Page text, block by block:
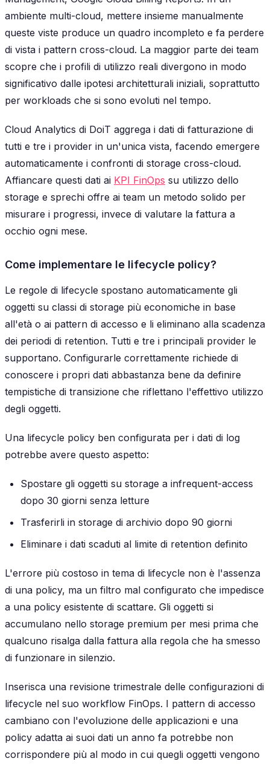
ambiente multi-cloud, mettere insieme manualmente
queste viste produce un quadro incompleto e fa perdere
di vista i pattern cross-cloud. La maggior parte dei team
scopre che i profili di utilizzo reali divergono in modo
significativo dalle ipotesi architetturali iniziali, soprattutto
per workloads che si sono evoluti nel tempo.
Cloud Analytics di DoiT aggrega i dati di fatturazione di
tutti e tre i provider in un'unica vista, facendo emergere
automaticamente i confronti di storage cross-cloud.
Affiancare questi dati ai KPI FinOps su utilizzo dello
storage e sprechi offre ai team un metodo solido per
misurare i progressi, invece di valutare la fattura a
occhio ogni mese.
Come implementare le lifecycle policy?
Le regole di lifecycle spostano automaticamente gli
oggetti su classi di storage più economiche in base
all'età o ai pattern di accesso e li eliminano alla scadenza
dei periodi di retention. Tutti e tre i principali provider le
supportano. Configurarle correttamente richiede di
conoscere i propri dati abbastanza bene da definire
tempistiche di transizione che riflettano l'effettivo utilizzo
degli oggetti.
Una lifecycle policy ben configurata per i dati di log
potrebbe avere questo aspetto:
Spostare gli oggetti su storage a infrequent-access
dopo 30 giorni senza letture
Trasferirli in storage di archivio dopo 90 giorni
Eliminare i dati scaduti al limite di retention definito
L'errore più costoso in tema di lifecycle non è l'assenza
di una policy, ma un filtro mal configurato che impedisce
a una policy esistente di scattare. Gli oggetti si
accumulano nello storage premium per mesi prima che
qualcuno risalga dalla fattura alla regola che ha smesso
di funzionare in silenzio.
Inserisca una revisione trimestrale delle configurazioni di
lifecycle nel suo workflow FinOps. I pattern di accesso
cambiano con l'evoluzione delle applicazioni e una
policy adatta ai suoi dati un anno fa potrebbe non
corrispondere più al modo in cui quegli oggetti vengono